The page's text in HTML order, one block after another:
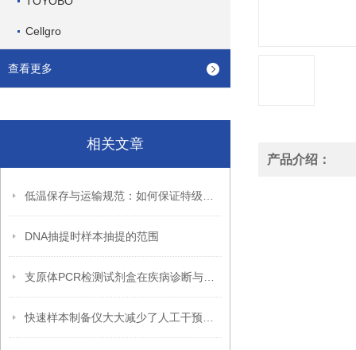
Cellgro
查看更多
相关文章
DNA抽提时样本抽提的范围
产品介绍：